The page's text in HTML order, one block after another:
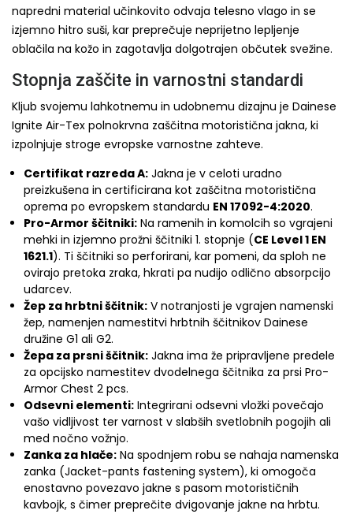
napredni material učinkovito odvaja telesno vlago in se
izjemno hitro suši, kar preprečuje neprijetno lepljenje
oblačila na kožo in zagotavlja dolgotrajen občutek svežine.
Stopnja zaščite in varnostni standardi
Kljub svojemu lahkotnemu in udobnemu dizajnu je Dainese
Ignite Air-Tex polnokrvna zaščitna motoristična jakna, ki
izpolnjuje stroge evropske varnostne zahteve.
Certifikat razreda A: Jakna je v celoti uradno
preizkušena in certificirana kot zaščitna motoristična
oprema po evropskem standardu EN 17092-4:2020.
Pro-Armor ščitniki: Na ramenih in komolcih so vgrajeni
mehki in izjemno prožni ščitniki 1. stopnje (CE Level 1 EN
1621.1). Ti ščitniki so perforirani, kar pomeni, da sploh ne
ovirajo pretoka zraka, hkrati pa nudijo odlično absorpcijo
udarcev.
Žep za hrbtni ščitnik: V notranjosti je vgrajen namenski
žep, namenjen namestitvi hrbtnih ščitnikov Dainese
družine G1 ali G2.
Žepa za prsni ščitnik: Jakna ima že pripravljene predele
za opcijsko namestitev dvodelnega ščitnika za prsi Pro-
Armor Chest 2 pcs.
Odsevni elementi: Integrirani odsevni vložki povečajo
vašo vidljivost ter varnost v slabših svetlobnih pogojih ali
med nočno vožnjo.
Zanka za hlače: Na spodnjem robu se nahaja namenska
zanka (Jacket-pants fastening system), ki omogoča
enostavno povezavo jakne s pasom motorističnih
kavbojk, s čimer preprečite dvigovanje jakne na hrbtu.